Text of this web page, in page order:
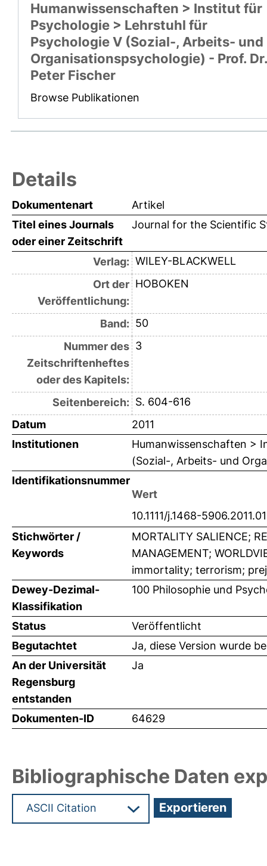
Humanwissenschaften > Institut für
Psychologie > Lehrstuhl für
Psychologie V (Sozial-, Arbeits- und
Organisationspsychologie) - Prof. Dr.
Peter Fischer
Browse Publikationen
Details
Dokumentenart
Artikel
Titel eines Journals
oder einer Zeitschrift
Journal for the Scientific
Verlag: WILEY-BLACKWELL
Ort der
Veröffentlichung:
HOBOKEN
Band: 50
Nummer des
Zeitschriftenheftes
oder des Kapitels:
3
Seitenbereich: S. 604-616
Datum
2011
Institutionen
Humanwissenschaften >
(Sozial-, Arbeits- und
Identifikationsnummer
Wert
10.1111/j.1468-
Stichwörter /
Keywords
MORTALITY SALIENCE;
MANAGEMENT;
immortality; terrorism;
Dewey-Dezimal-
Klassifikation
100 Philosophie und
Status
Veröffentlicht
Begutachtet
Ja, diese Version wurde
An der Universität
Regensburg
entstanden
Ja
Dokumenten-ID 64629
Bibliographische Daten